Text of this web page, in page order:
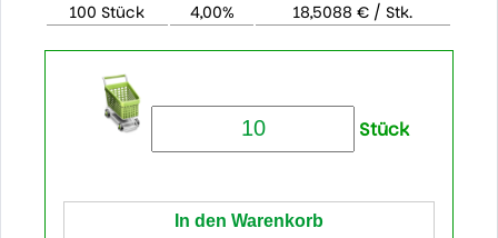
100 Stück
4,00% 18,5088 € / Stk.
Stück